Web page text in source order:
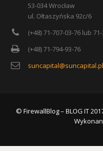
53-034 Wrocław
ul. Ołtaszyńska 92c/6
(+48) 71-707-03-76 lub
(+48) 71-794-93-76
suncapital@suncapital.pl
© FirewallBlog – BLOG IT